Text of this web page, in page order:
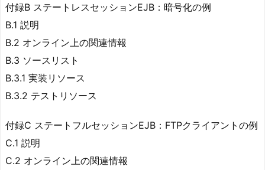
付録B ステートレスセッションEJB：暗号化の例
B.1 説明
B.2 オンライン上の関連情報
B.3 ソースリスト
B.3.1 実装リソース
B.3.2 テストリソース
付録C ステートフルセッションEJB：FTPクライアントの例
C.1 説明
C.2 オンライン上の関連情報